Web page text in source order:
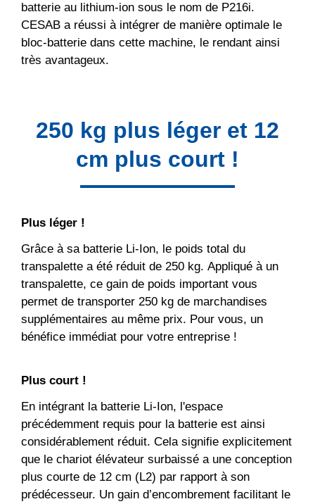
batterie au lithium-ion sous le nom de P216i.
CESAB a réussi à intégrer de manière optimale le
bloc-batterie dans cette machine, le rendant ainsi
très avantageux.
250 kg plus léger et 12
cm plus court !
Plus léger !
Grâce à sa batterie Li-Ion, le poids total du
transpalette a été réduit de 250 kg. Appliqué à un
transpalette, ce gain de poids important vous
permet de transporter 250 kg de marchandises
supplémentaires au même prix. Pour vous, un
bénéfice immédiat pour votre entreprise !
Plus court !
En intégrant la batterie Li-Ion, l'espace
précédemment requis pour la batterie est ainsi
considérablement réduit. Cela signifie explicitement
que le chariot élévateur surbaissé a une conception
plus courte de 12 cm (L2) par rapport à son
prédécesseur. Un gain d’encombrement facilitant le